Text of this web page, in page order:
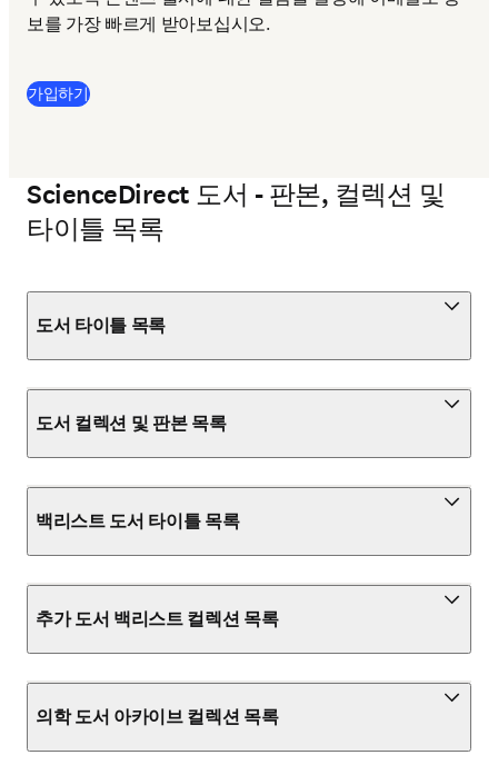
보를 가장 빠르게 받아보십시오.
가입하기
ScienceDirect 도서 - 판본, 컬렉션 및
타이틀 목록
도서 타이틀 목록
도서 컬렉션 및 판본 목록
백리스트 도서 타이틀 목록
추가 도서 백리스트 컬렉션 목록
의학 도서 아카이브 컬렉션 목록